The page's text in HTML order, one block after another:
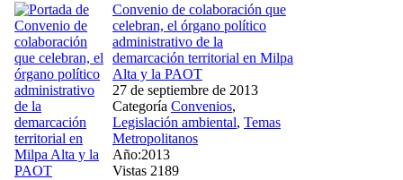
Convenio de colaboración que
celebran, el órgano político
administrativo de la
demarcación territorial en Milpa
Alta y la PAOT
27 de septiembre de 2013
Categoría Convenios,
Legislación ambiental, Temas
Metropolitanos
Año:2013
Vistas 2189